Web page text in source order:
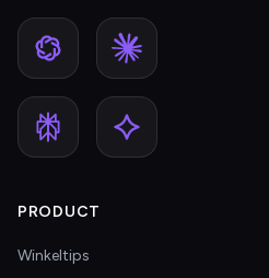
PRODUCT
Winkeltips